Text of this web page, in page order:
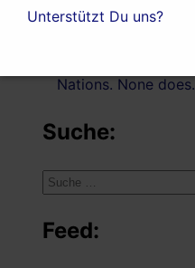
Mai 2026
Nations. None does.
Suche:
Suche
Feed:
Unterstützt Du uns?